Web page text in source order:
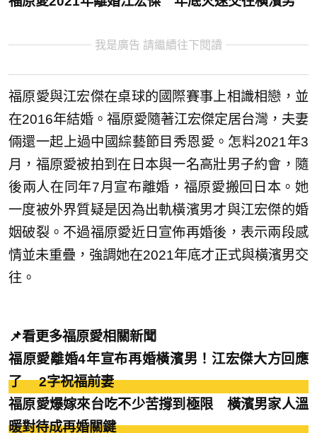
我是廣告 請繼續往下閱讀
福原愛與江宏傑在桌球的國際賽事上相識相戀，並
在2016年結婚。福原愛隨著江宏傑定居台灣，夫妻
倆還一起上過中國綜藝節目秀恩愛。怎料2021年3
月，福原愛被拍到在日本與一名高壯男子約會，隨
後兩人在同年7月宣布離婚，福原愛搬回日本。她
一度被外界質疑是因為出軌橫濱男才與江宏傑的婚
姻破裂。不過福原愛近日宣佈再婚後，表示兩段感
情並未重疊，強調她在2021年底才正式與橫濱男交
往。
📌看更多福原愛相關新聞
福原愛離婚4年宣布再婚橫濱男！江宏傑大方回應
了 2字祝福前妻
福原愛爆嫁來台吃不少苦撐到極限 橫濱男家人溫
暖對待成再婚關鍵